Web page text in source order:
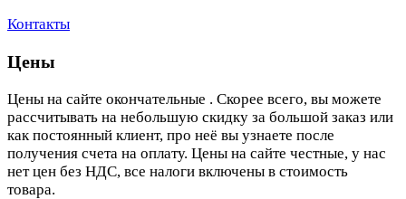
Контакты
Цены
Цены на сайте окончательные . Скорее всего, вы можете
рассчитывать на небольшую скидку за большой заказ или
как постоянный клиент, про неё вы узнаете после
получения счета на оплату. Цены на сайте честные, у нас
нет цен без НДС, все налоги включены в стоимость
товара.